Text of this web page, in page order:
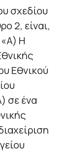
σχεδίου
2, είναι,
Η
Εθνικού
σε ένα